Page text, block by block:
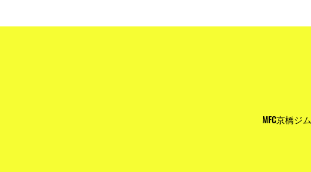
MFC京橋ジム